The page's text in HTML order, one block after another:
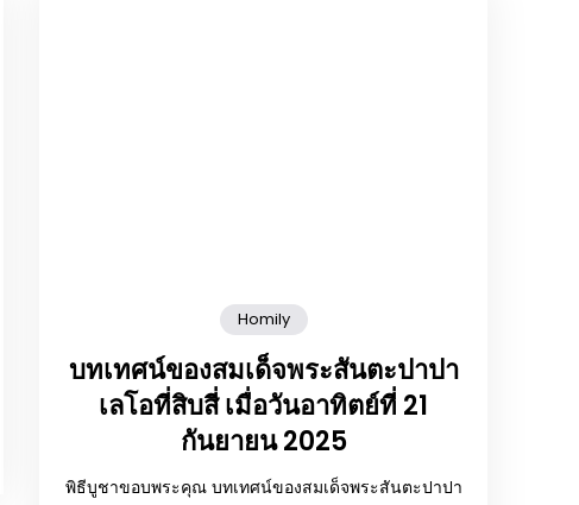
Homily
บทเทศน์ของสมเด็จพระสันตะปาปา
เลโอที่สิบสี่ เมื่อวันอาทิตย์ที่ 21
กันยายน 2025
พิธีบูชาขอบพระคุณ บทเทศน์ของสมเด็จพระสันตะปาปา